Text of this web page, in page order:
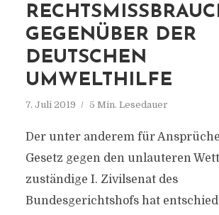
GEGENÜBER DER
DEUTSCHEN
UMWELTHILFE
7. Juli 2019 5 Min. Lesedauer
Der unter anderem für
Gesetz gegen den unlauteren
zuständige I. Zivilsenat des
Bundesgerichtshofs hat